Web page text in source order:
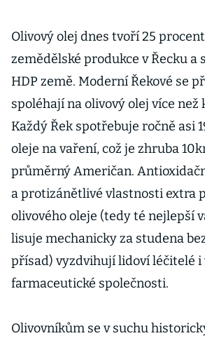
Olivový olej dnes tvoří 25
zemědělské produkce v Řecku a
HDP země. Moderní Řekové se
spoléhají na olivový olej více než
Každý Řek spotřebuje ročně asi
oleje na vaření, což je zhruba
průměrný Američan.
a protizánětlivé vlastnosti extra
olivového oleje (tedy té nejlepší
lisuje mechanicky za studena
přísad) vyzdvihují lidoví léčitelé i
farmaceutické společnosti.
Olivovníkům se v suchu